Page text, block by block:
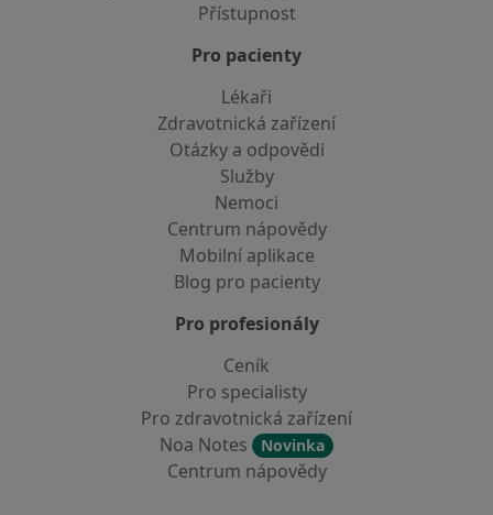
Přístupnost
Pro pacienty
Lékaři
Zdravotnická zařízení
Otázky a odpovědi
Služby
Nemoci
Centrum nápovědy
Mobilní aplikace
Blog pro pacienty
Pro profesionály
Ceník
Pro specialisty
Pro zdravotnická zařízení
Noa Notes
Novinka
Centrum nápovědy